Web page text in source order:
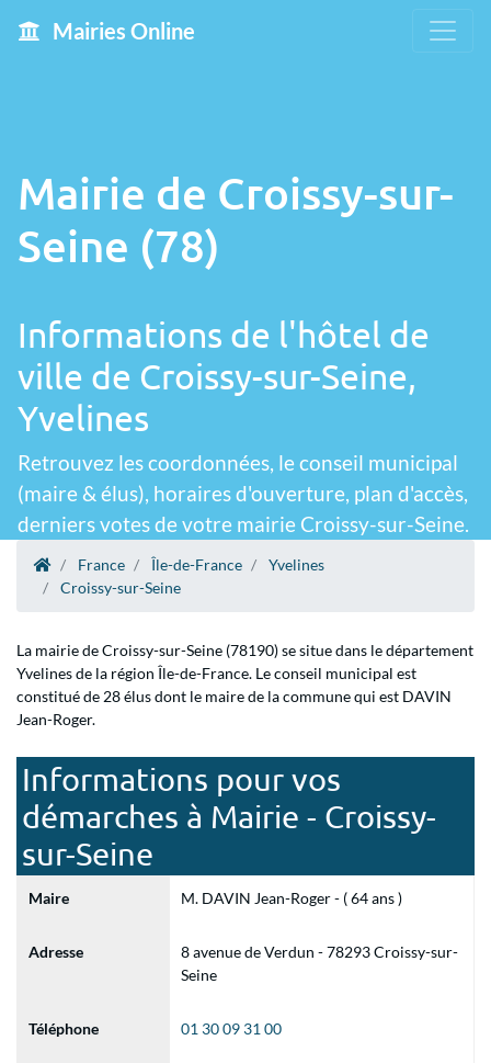
Mairies Online
Mairie de Croissy-sur-
Seine (78)
Informations de l'hôtel de
ville de Croissy-sur-Seine,
Yvelines
Retrouvez les coordonnées, le conseil municipal
(maire & élus), horaires d'ouverture, plan d'accès,
derniers votes de votre mairie Croissy-sur-Seine.
France Île-de-France
Yvelines
Croissy-sur-Seine
La mairie de Croissy-sur-Seine (78190) se situe dans le département
Yvelines de la région Île-de-France. Le conseil municipal est
constitué de 28 élus dont le maire de la commune qui est DAVIN
Jean-Roger.
Informations pour vos
démarches à Mairie - Croissy-
sur-Seine
Maire M. DAVIN Jean-Roger - ( 64 ans )
Adresse
8 avenue de Verdun - 78293 Croissy-sur-
Seine
Téléphone 01 30 09 31 00